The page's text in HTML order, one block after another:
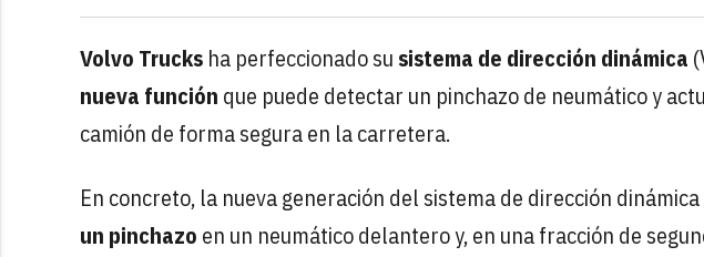
Volvo Trucks ha perfeccionado su sistema de dirección dinámica
nueva función que puede detectar un pinchazo de neumático y
camión de forma segura en la carretera.
En concreto, la nueva generación del sistema de dirección
un pinchazo en un neumático delantero y, en una fracción de